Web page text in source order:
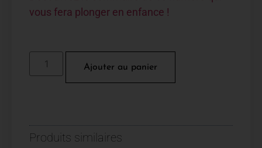
vous fera plonger en enfance !
Ajouter au panier
Produits similaires